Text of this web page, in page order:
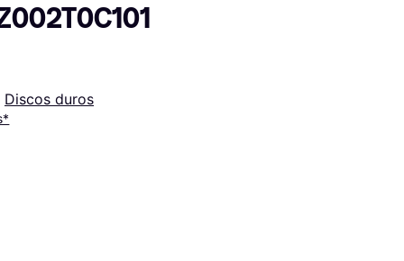
Discos duros